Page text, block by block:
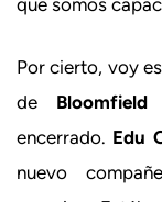
Por cierto, voy
de Bloomfield
encerrado. Edu
nuevo